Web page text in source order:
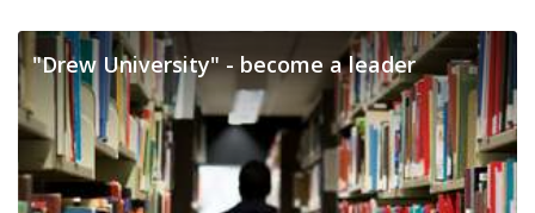
"Drew University" - become a leader